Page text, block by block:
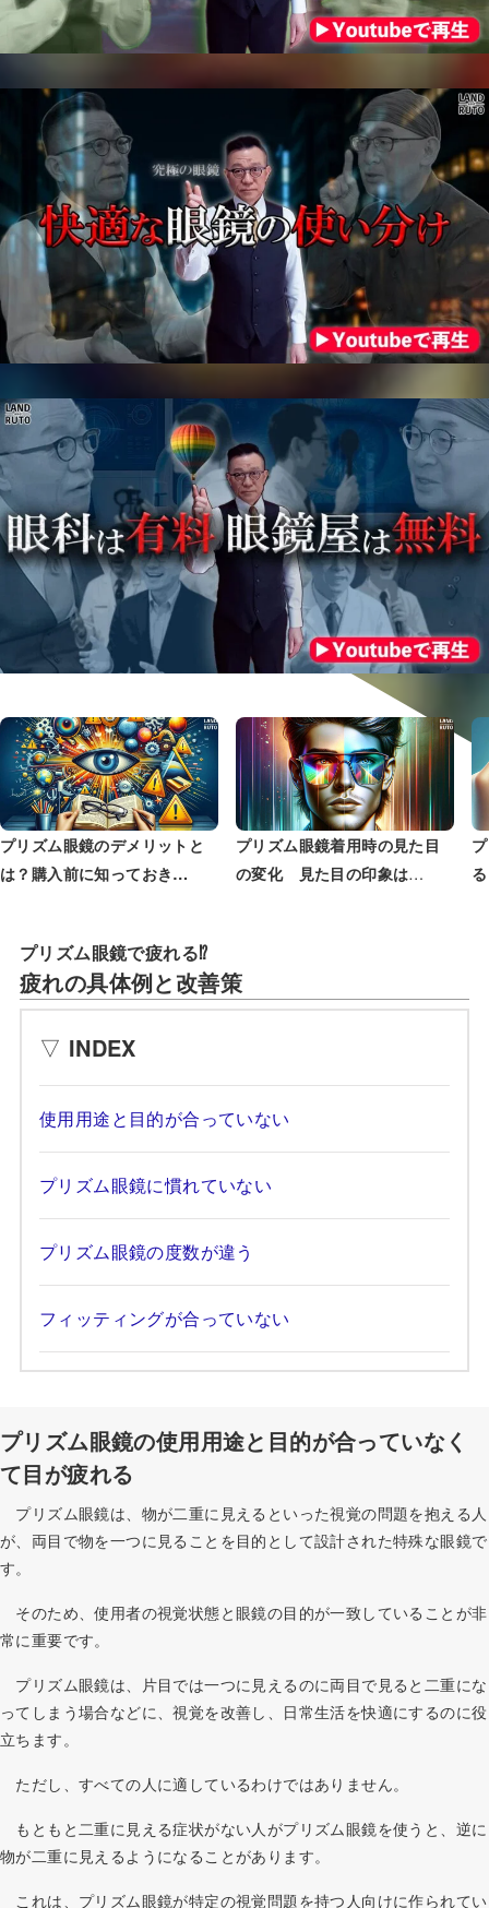
プリズム眼鏡のデメリットと
は？購入前に知っておき…
プリズム眼鏡着用時の見た目
の変化 見た目の印象は…
プリズム眼鏡で疲れる⁉
疲れの具体例と改善策
▽ INDEX
使用用途と目的が合っていない
プリズム眼鏡に慣れていない
プリズム眼鏡の度数が違う
フィッティングが合っていない
プリズム眼鏡の使用用途と目的が合っていなく
て目が疲れる
プリズム眼鏡は、物が二重に見えるといった視覚の問題を抱える人
が、両目で物を一つに見ることを目的として設計された特殊な眼鏡で
す。
そのため、使用者の視覚状態と眼鏡の目的が一致していることが非
常に重要です。
プリズム眼鏡は、片目では一つに見えるのに両目で見ると二重にな
ってしまう場合などに、視覚を改善し、日常生活を快適にするのに役
立ちます。
ただし、すべての人に適しているわけではありません。
もともと二重に見える症状がない人がプリズム眼鏡を使うと、逆に
物が二重に見えるようになることがあります。
これは、プリズム眼鏡が特定の視覚問題を持つ人向けに作られてい